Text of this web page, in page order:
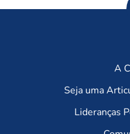
A
Seja uma
Lideranças